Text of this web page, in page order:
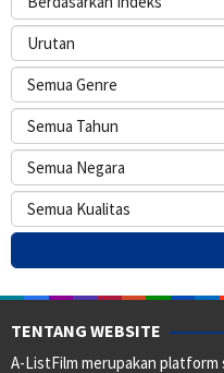
TENTANG WEBSITE
A-ListFilm merupakan